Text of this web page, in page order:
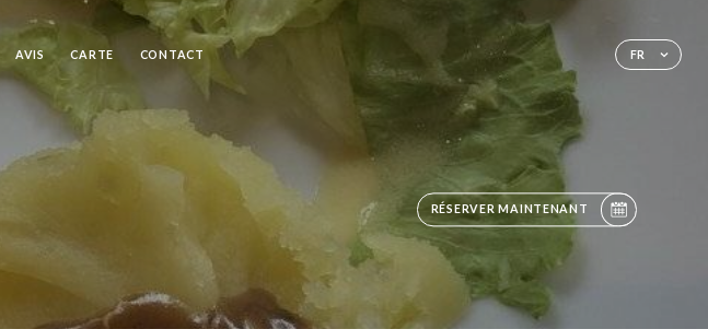
FR
AVIS CARTE CONTACT
RÉSERVER MAINTENANT